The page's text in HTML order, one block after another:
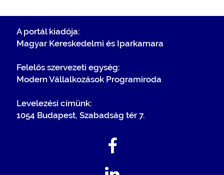
A portál kiadója:
Magyar Kereskedelmi és Iparkamara
Felelős szervezeti egység:
Modern Vállalkozások Programiroda
Levelezési címünk:
1054 Budapest, Szabadság tér 7.